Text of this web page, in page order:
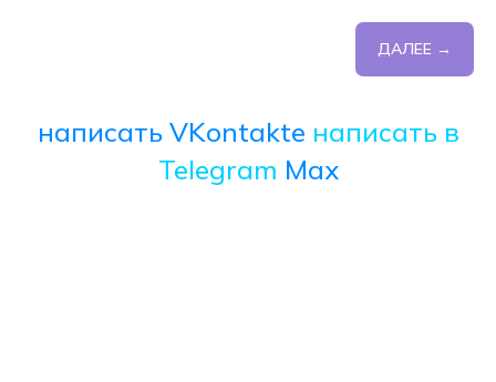
ДАЛЕЕ →
написать VKontakte написать в
Telegram Max